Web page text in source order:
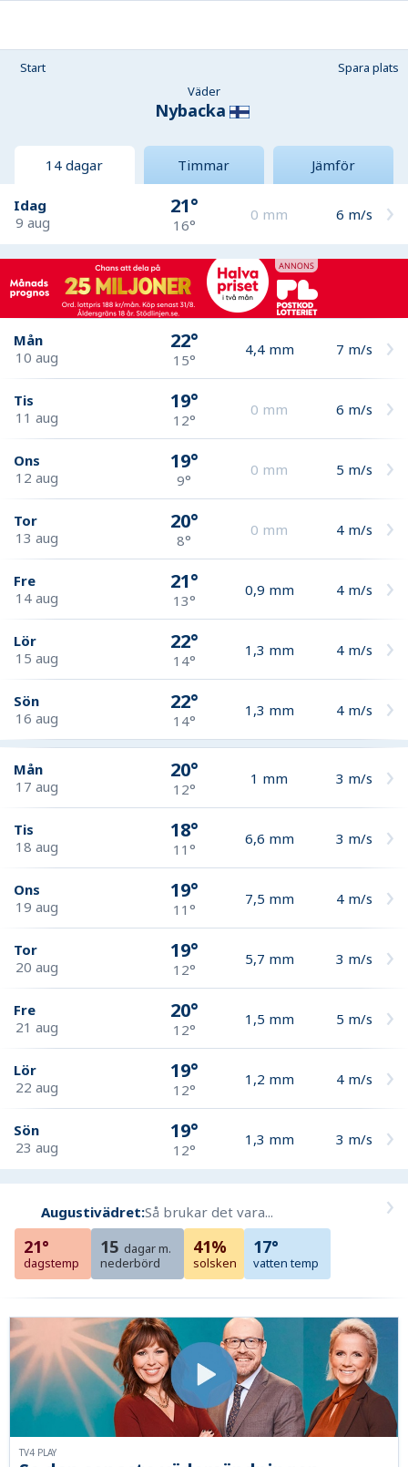
Start
Spara plats
Väder
Nybacka
14 dagar Timmar Jämför
Idag
9 aug
21°
16°
0 mm 6 m/s
Mån
10 aug
22°
15°
4,4 mm 7 m/s
Tis
11 aug
19°
12°
0 mm 6 m/s
Ons
12 aug
19°
9°
0 mm 5 m/s
Tor
13 aug
20°
8°
0 mm 4 m/s
Fre
14 aug
21°
13°
0,9 mm 4 m/s
Lör
15 aug
22°
14°
1,3 mm 4 m/s
Sön
16 aug
22°
14°
1,3 mm 4 m/s
Mån
17 aug
20°
12°
1 mm 3 m/s
Tis
18 aug
18°
11°
6,6 mm 3 m/s
Ons
19 aug
19°
11°
7,5 mm 4 m/s
Tor
20 aug
19°
12°
5,7 mm 3 m/s
Fre
21 aug
20°
12°
1,5 mm 5 m/s
Lör
22 aug
19°
12°
1,2 mm 4 m/s
Sön
23 aug
19°
12°
1,3 mm 3 m/s
Augustivädret:Så brukar det vara...
21°
dagstemp
15 dagar m.
nederbörd
41%
solsken
17°
vatten temp
TV4 PLAY